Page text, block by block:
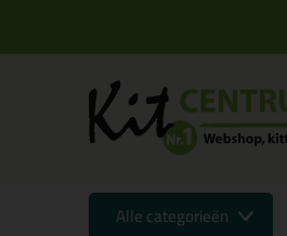
Alle categorieën